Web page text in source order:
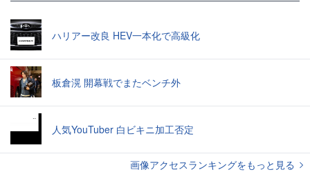
ハリアー改良 HEV一本化で高級化
板倉滉 開幕戦でまたベンチ外
人気YouTuber 白ビキニ加工否定
画像アクセスランキングをもっと見る